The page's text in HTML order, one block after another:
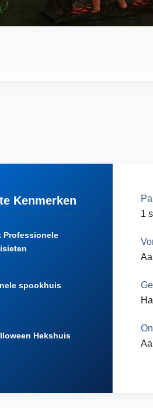
Kenmerken
Professionele
spookhuis
Hekshuis
1